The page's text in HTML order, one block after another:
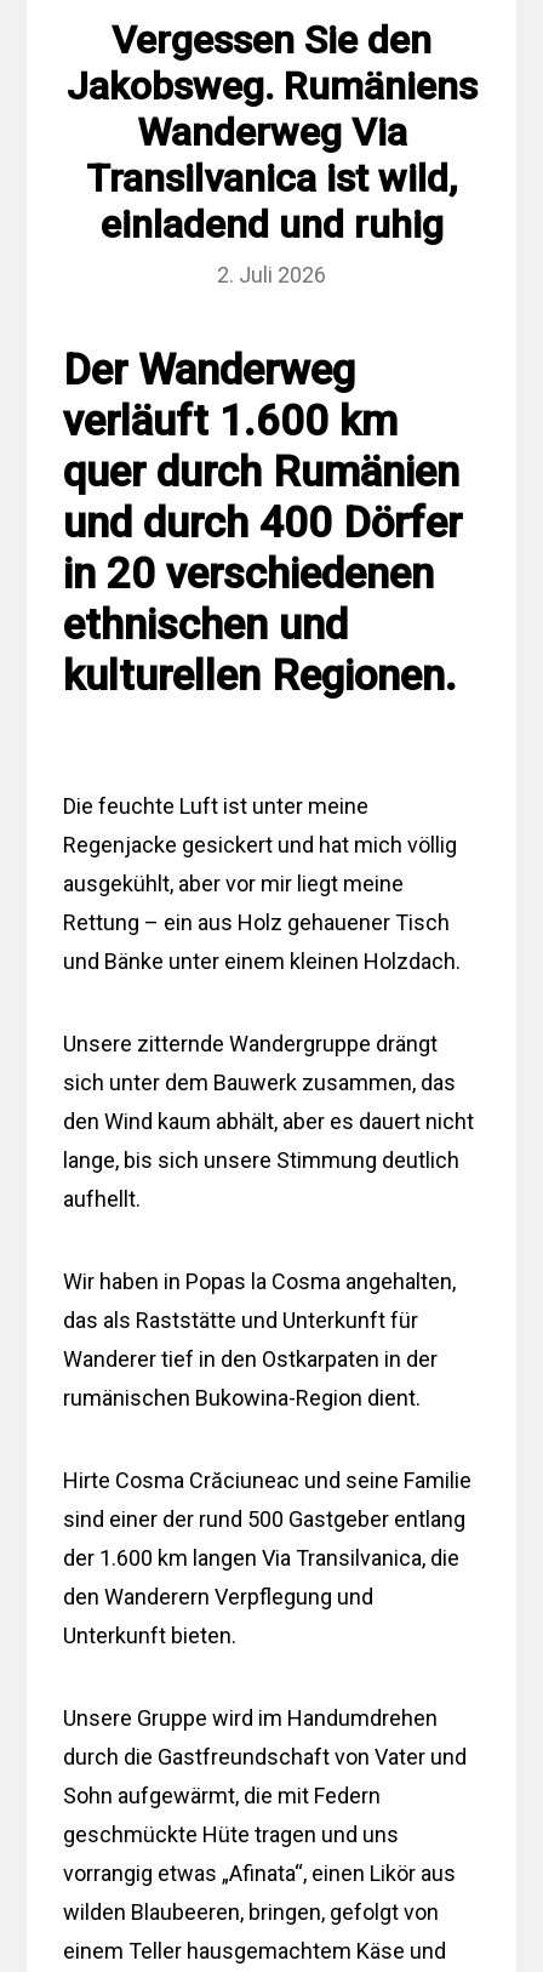
Vergessen Sie den
Jakobsweg. Rumäniens
Wanderweg Via
Transilvanica ist wild,
einladend und ruhig
2. Juli 2026
Der Wanderweg
verläuft 1.600 km
quer durch Rumänien
und durch 400 Dörfer
in 20 verschiedenen
ethnischen und
kulturellen Regionen.
Die feuchte Luft ist unter meine
Regenjacke gesickert und hat mich völlig
ausgekühlt, aber vor mir liegt meine
Rettung – ein aus Holz gehauener Tisch
und Bänke unter einem kleinen Holzdach.
Unsere zitternde Wandergruppe drängt
sich unter dem Bauwerk zusammen, das
den Wind kaum abhält, aber es dauert nicht
lange, bis sich unsere Stimmung deutlich
aufhellt.
Wir haben in Popas la Cosma angehalten,
das als Raststätte und Unterkunft für
Wanderer tief in den Ostkarpaten in der
rumänischen Bukowina-Region dient.
Hirte Cosma Crăciuneac und seine Familie
sind einer der rund 500 Gastgeber entlang
der 1.600 km langen Via Transilvanica, die
den Wanderern Verpflegung und
Unterkunft bieten.
Unsere Gruppe wird im Handumdrehen
durch die Gastfreundschaft von Vater und
Sohn aufgewärmt, die mit Federn
geschmückte Hüte tragen und uns
vorrangig etwas „Afinata“, einen Likör aus
wilden Blaubeeren, bringen, gefolgt von
einem Teller hausgemachtem Käse und